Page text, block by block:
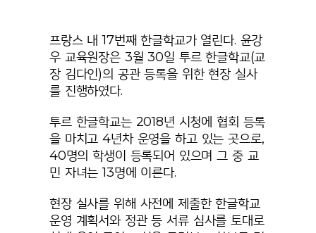
프랑스 내 17번째 한글학교가 열린다. 윤강
우 교육원장은 3월 30일 투르 한글학교(교
장 김다인)의 공관 등록을 위한 현장 실사
를 진행하였다.
투르 한글학교는 2018년 시청에 협회 등록
을 마치고 4년차 운영을 하고 있는 곳으로,
40명의 학생이 등록되어 있으며 그 중 교
민 자녀는 13명에 이른다.
현장 실사를 위해 사전에 제출한 한글학교
운영 계획서와 정관 등 서류 심사를 토대로